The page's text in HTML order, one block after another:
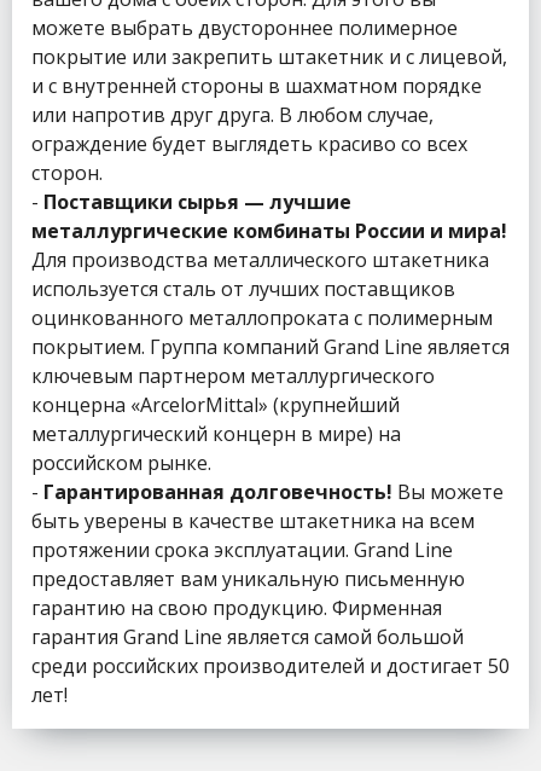
можете выбрать двустороннее полимерное
покрытие или закрепить штакетник и с лицевой,
и с внутренней стороны в шахматном порядке
или напротив друг друга. В любом случае,
ограждение будет выглядеть красиво со всех
сторон.
- Поставщики сырья — лучшие
металлургические комбинаты России и мира!
Для производства металлического штакетника
используется сталь от лучших поставщиков
оцинкованного металлопроката с полимерным
покрытием. Группа компаний Grand Line является
ключевым партнером металлургического
концерна «ArcelorMittal» (крупнейший
металлургический концерн в мире) на
российском рынке.
- Гарантированная долговечность! Вы можете
быть уверены в качестве штакетника на всем
протяжении срока эксплуатации. Grand Line
предоставляет вам уникальную письменную
гарантию на свою продукцию. Фирменная
гарантия Grand Line является самой большой
среди российских производителей и достигает 50
лет!